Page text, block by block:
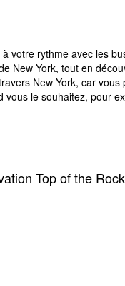
votre rythme avec les
New York, tout en
New York, car
vous le souhaitez, pour
Top of the Rock